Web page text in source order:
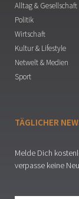
Alltag & Gesellschaft
Politik
Wirtschaft
Kultur & Lifestyle
Netwelt & Medien
Sport
TÄGLICHER
Melde Dich
verpasse keine